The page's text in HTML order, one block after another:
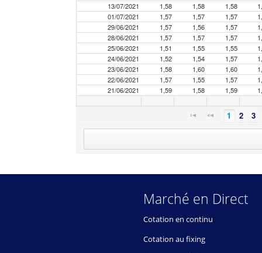
13/07/2021
1,58 1,58 1,58
01/07/2021
1,57 1,57 1,57
29/06/2021
1,57 1,56 1,57
28/06/2021
1,57 1,57 1,57
25/06/2021
1,51 1,55 1,55
24/06/2021
1,52 1,54 1,57
23/06/2021
1,58 1,60 1,60
22/06/2021
1,57 1,55 1,57
21/06/2021
1,59 1,58 1,59
1 2 3
Marché en Direct
Cotation en continu
Cotation au fixing